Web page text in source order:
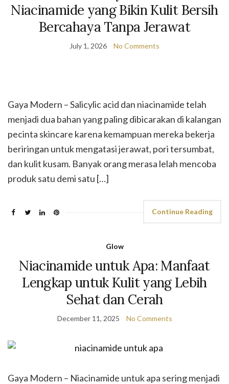
Niacinamide yang Bikin Kulit Bersih
Bercahaya Tanpa Jerawat
July 1, 2026 No Comments
Gaya Modern – Salicylic acid dan niacinamide telah
menjadi dua bahan yang paling dibicarakan di kalangan
pecinta skincare karena kemampuan mereka bekerja
beriringan untuk mengatasi jerawat, pori tersumbat,
dan kulit kusam. Banyak orang merasa lelah mencoba
produk satu demi satu […]
Continue Reading
Glow
Niacinamide untuk Apa: Manfaat
Lengkap untuk Kulit yang Lebih
Sehat dan Cerah
December 11, 2025 No Comments
Gaya Modern – Niacinamide untuk apa sering menjadi